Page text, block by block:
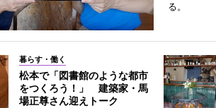
る。
暮らす・働く
松本で「図書館のような都市
をつくろう！」 建築家・馬
場正尊さん迎えトーク